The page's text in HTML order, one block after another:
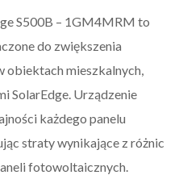
S500B – 1GM4MRM to
do zwiększenia
mieszkalnych,
SolarEdge. Urządzenie
każdego panelu
straty wynikające z różnic
fotowoltaicznych.